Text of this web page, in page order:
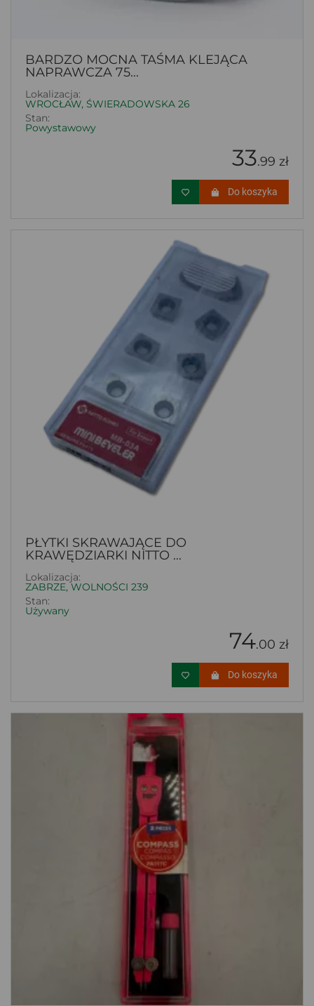
BARDZO MOCNA TAŚMA KLEJĄCA
NAPRAWCZA 75...
Lokalizacja:
WROCŁAW, ŚWIERADOWSKA 26
Stan:
Powystawowy
33.99 zł
Do koszyka
PŁYTKI SKRAWAJĄCE DO
KRAWĘDZIARKI NITTO ...
Lokalizacja:
ZABRZE, WOLNOŚCI 239
Stan:
Używany
74.00 zł
Do koszyka